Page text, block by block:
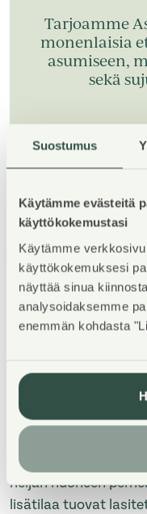
Suostumus
Käytämme evästeitä
käyttökokemustasi
Käytämme
käyttökokemuksesi
näyttää sinua
analysoidaksemme
enemmän kohdasta
Tarjoamme
monenlaisia
asumiseen,
sekä
Property
Huhta 5C tarjoaa
elämänvaiheisiin,
neljän huoneen
lisätilaa tuovat